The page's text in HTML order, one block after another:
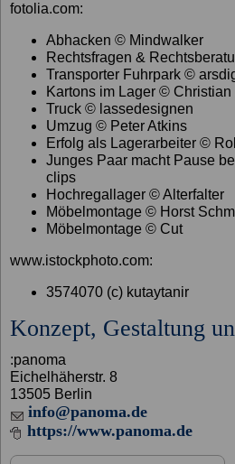
fotolia.com:
Abhacken © Mindwalker
Rechtsfragen &
Transporter Fuhrpark ©
Kartons im Lager ©
Truck © lassedesignen
Umzug © Peter Atkins
Erfolg als Lagerarbeiter ©
Junges Paar macht Pause
clips
Hochregallager © Alterfalter
Möbelmontage © Horst
Möbelmontage © Cut
www.istockphoto.com:
3574070 (c) kutaytanir
Konzept, Gestaltung
:panoma
Eichelhäherstr. 8
13505 Berlin
info@panoma.de
https://www.panoma.de